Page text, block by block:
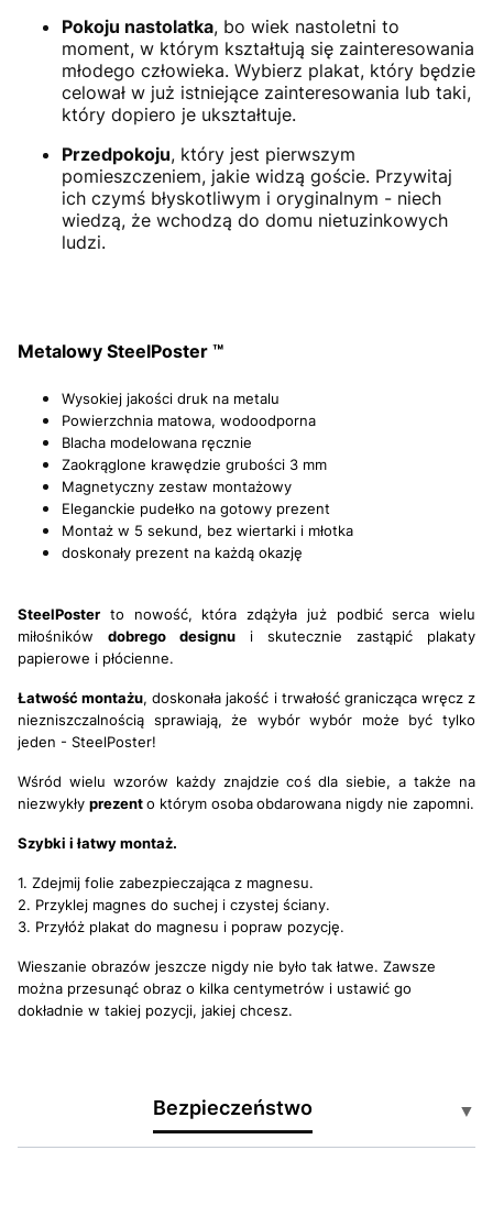
Pokoju nastolatka, bo wiek nastoletni to
moment, w którym kształtują się zainteresowania
młodego człowieka. Wybierz plakat, który będzie
celował w już istniejące zainteresowania lub taki,
który dopiero je ukształtuje.
Przedpokoju, który jest pierwszym
pomieszczeniem, jakie widzą goście. Przywitaj
ich czymś błyskotliwym i oryginalnym - niech
wiedzą, że wchodzą do domu nietuzinkowych
ludzi.
Metalowy SteelPoster ™
Wysokiej jakości druk na metalu
Powierzchnia matowa, wodoodporna
Blacha modelowana ręcznie
Zaokrąglone krawędzie grubości 3 mm
Magnetyczny zestaw montażowy
Eleganckie pudełko na gotowy prezent
Montaż w 5 sekund, bez wiertarki i młotka
doskonały prezent na każdą okazję
SteelPoster to nowość, która zdążyła już podbić serca wielu
miłośnikówdobrego designu i skutecznie zastąpić plakaty
papierowe i płócienne.
Łatwość montażu, doskonała jakość i trwałość granicząca wręcz z
niezniszczalnością sprawiają, że wybór wybór może być tylko
jeden - SteelPoster!
Wśród wielu wzorów każdy znajdzie coś dla siebie, a także na
niezwykły prezento którym osobaobdarowana nigdy nie zapomni.
Szybki i łatwy montaż.
1. Zdejmij folie zabezpieczająca z magnesu.
2. Przyklej magnes do suchej i czystej ściany.
3. Przyłóż plakat do magnesu i popraw pozycję.
Wieszanie obrazów jeszcze nigdy nie było tak łatwe. Zawsze
można przesunąć obraz o kilka centymetrów i ustawić go
dokładnie w takiej pozycji, jakiej chcesz.
Bezpieczeństwo ▼